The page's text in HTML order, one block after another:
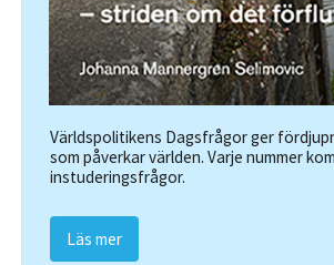
Världspolitikens Dagsfrågor ger
som påverkar världen. Varje nummer
instuderingsfrågor.
Läs mer